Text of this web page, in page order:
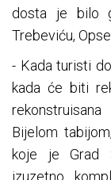
dosta je bilo
Trebeviću,
- Kada turisti
kada će biti
Bijelom
koje je Grad
izuzetno